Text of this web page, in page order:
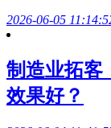
2026-06-05
制造业拓客
效果好？